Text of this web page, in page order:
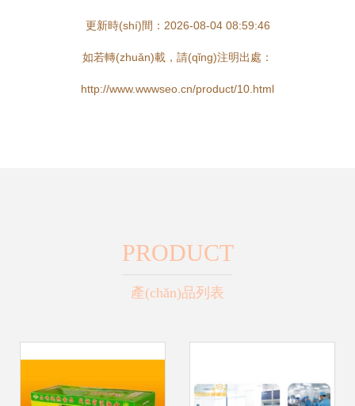
更新時(shí)間：2026-08-04 08:59:46
如若轉(zhuǎn)載，請(qǐng)注明出處：
http://www.wwwseo.cn/product/10.html
PRODUCT
產(chǎn)品列表